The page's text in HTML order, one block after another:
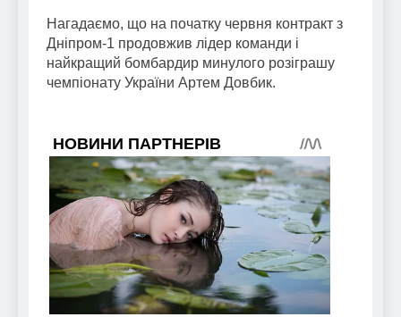
Нагадаємо, що на початку червня контракт з
Дніпром-1 продовжив лідер команди і
найкращий бомбардир минулого розіграшу
чемпіонату України Артем Довбик.